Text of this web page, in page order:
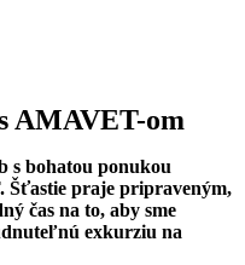
AMAVET-om
s bohatou ponukou
Šťastie praje pripraveným,
čas na to, aby sme
exkurziu na